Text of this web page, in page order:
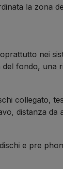
la zona
nei
fondo, una
collegato,
distanza da
e pre